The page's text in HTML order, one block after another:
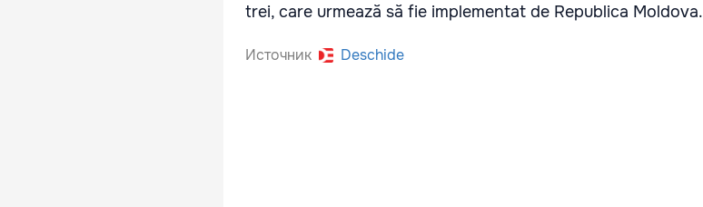
trei, care urmează să fie implementat de Republica Moldova.
Источник Deschide